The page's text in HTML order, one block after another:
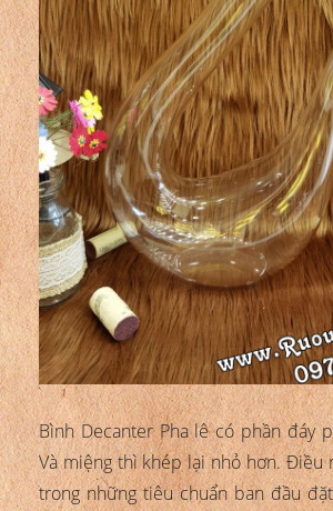
Bình Decanter Pha lê có phần đáy
Và miệng thì khép lại nhỏ hơn. Điều
trong những tiêu chuẩn ban đầu